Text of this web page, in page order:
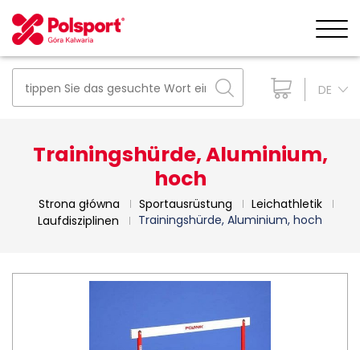
DE
Trainingshürde, Aluminium,
hoch
Strona główna Sportausrüstung
Leichathletik
Laufdisziplinen
Trainingshürde, Aluminium, hoch